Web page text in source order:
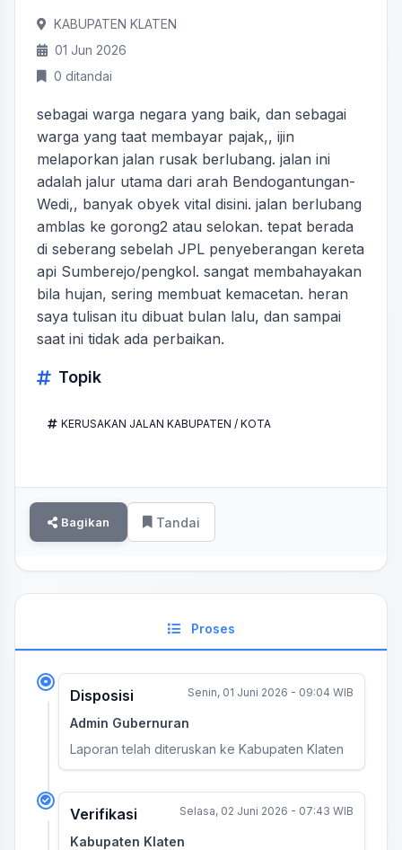
KABUPATEN KLATEN
01 Jun 2026
0 ditandai
sebagai warga negara yang baik, dan sebagai
warga yang taat membayar pajak,, ijin
melaporkan jalan rusak berlubang. jalan ini
adalah jalur utama dari arah Bendogantungan-
Wedi,, banyak obyek vital disini. jalan berlubang
amblas ke gorong2 atau selokan. tepat berada
di seberang sebelah JPL penyeberangan kereta
api Sumberejo/pengkol. sangat membahayakan
bila hujan, sering membuat kemacetan. heran
saya tulisan itu dibuat bulan lalu, dan sampai
saat ini tidak ada perbaikan.
Topik
KERUSAKAN JALAN KABUPATEN / KOTA
Bagikan Tandai
Proses
Disposisi Senin, 01 Juni 2026 - 09:04 WIB
Admin Gubernuran
Laporan telah diteruskan ke Kabupaten Klaten
Verifikasi Selasa, 02 Juni 2026 - 07:43 WIB
Kabupaten Klaten